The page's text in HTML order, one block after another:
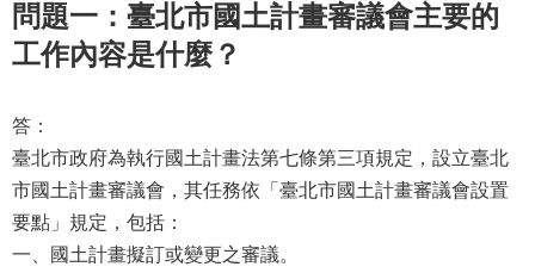
都
市
計
員
會
專
區
國
問題一：臺北市國土計畫審議會主要的
工作內容是什麼？
答：
臺北市政府為執行國土計畫法第七條第三項規定，設立臺北
市國土計畫審議會，其任務依「臺北市國土計畫審議會設置
要點」規定，包括：
一、國土計畫擬訂或變更之審議。